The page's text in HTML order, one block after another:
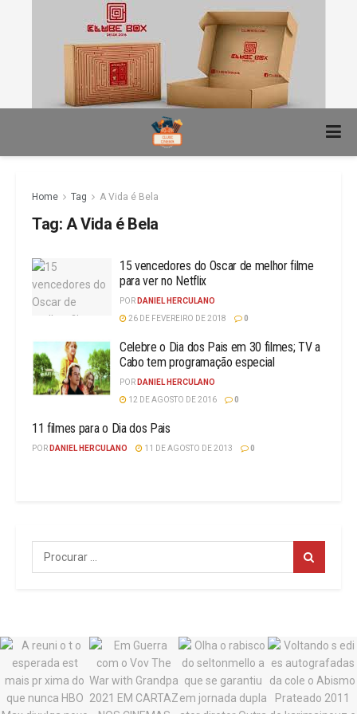
Home Tag A Vida é Bela
Tag: A Vida é Bela
15 vencedores do Oscar de melhor filme
para ver no Netflix
POR DANIEL HERCULANO
26 DE FEVEREIRO DE 2018
0
Celebre o Dia dos Pais em 30 filmes; TV a
Cabo tem programação especial
POR DANIEL HERCULANO
12 DE AGOSTO DE 2016
0
11 filmes para o Dia dos Pais
POR DANIEL HERCULANO 11 DE AGOSTO DE 2013 0